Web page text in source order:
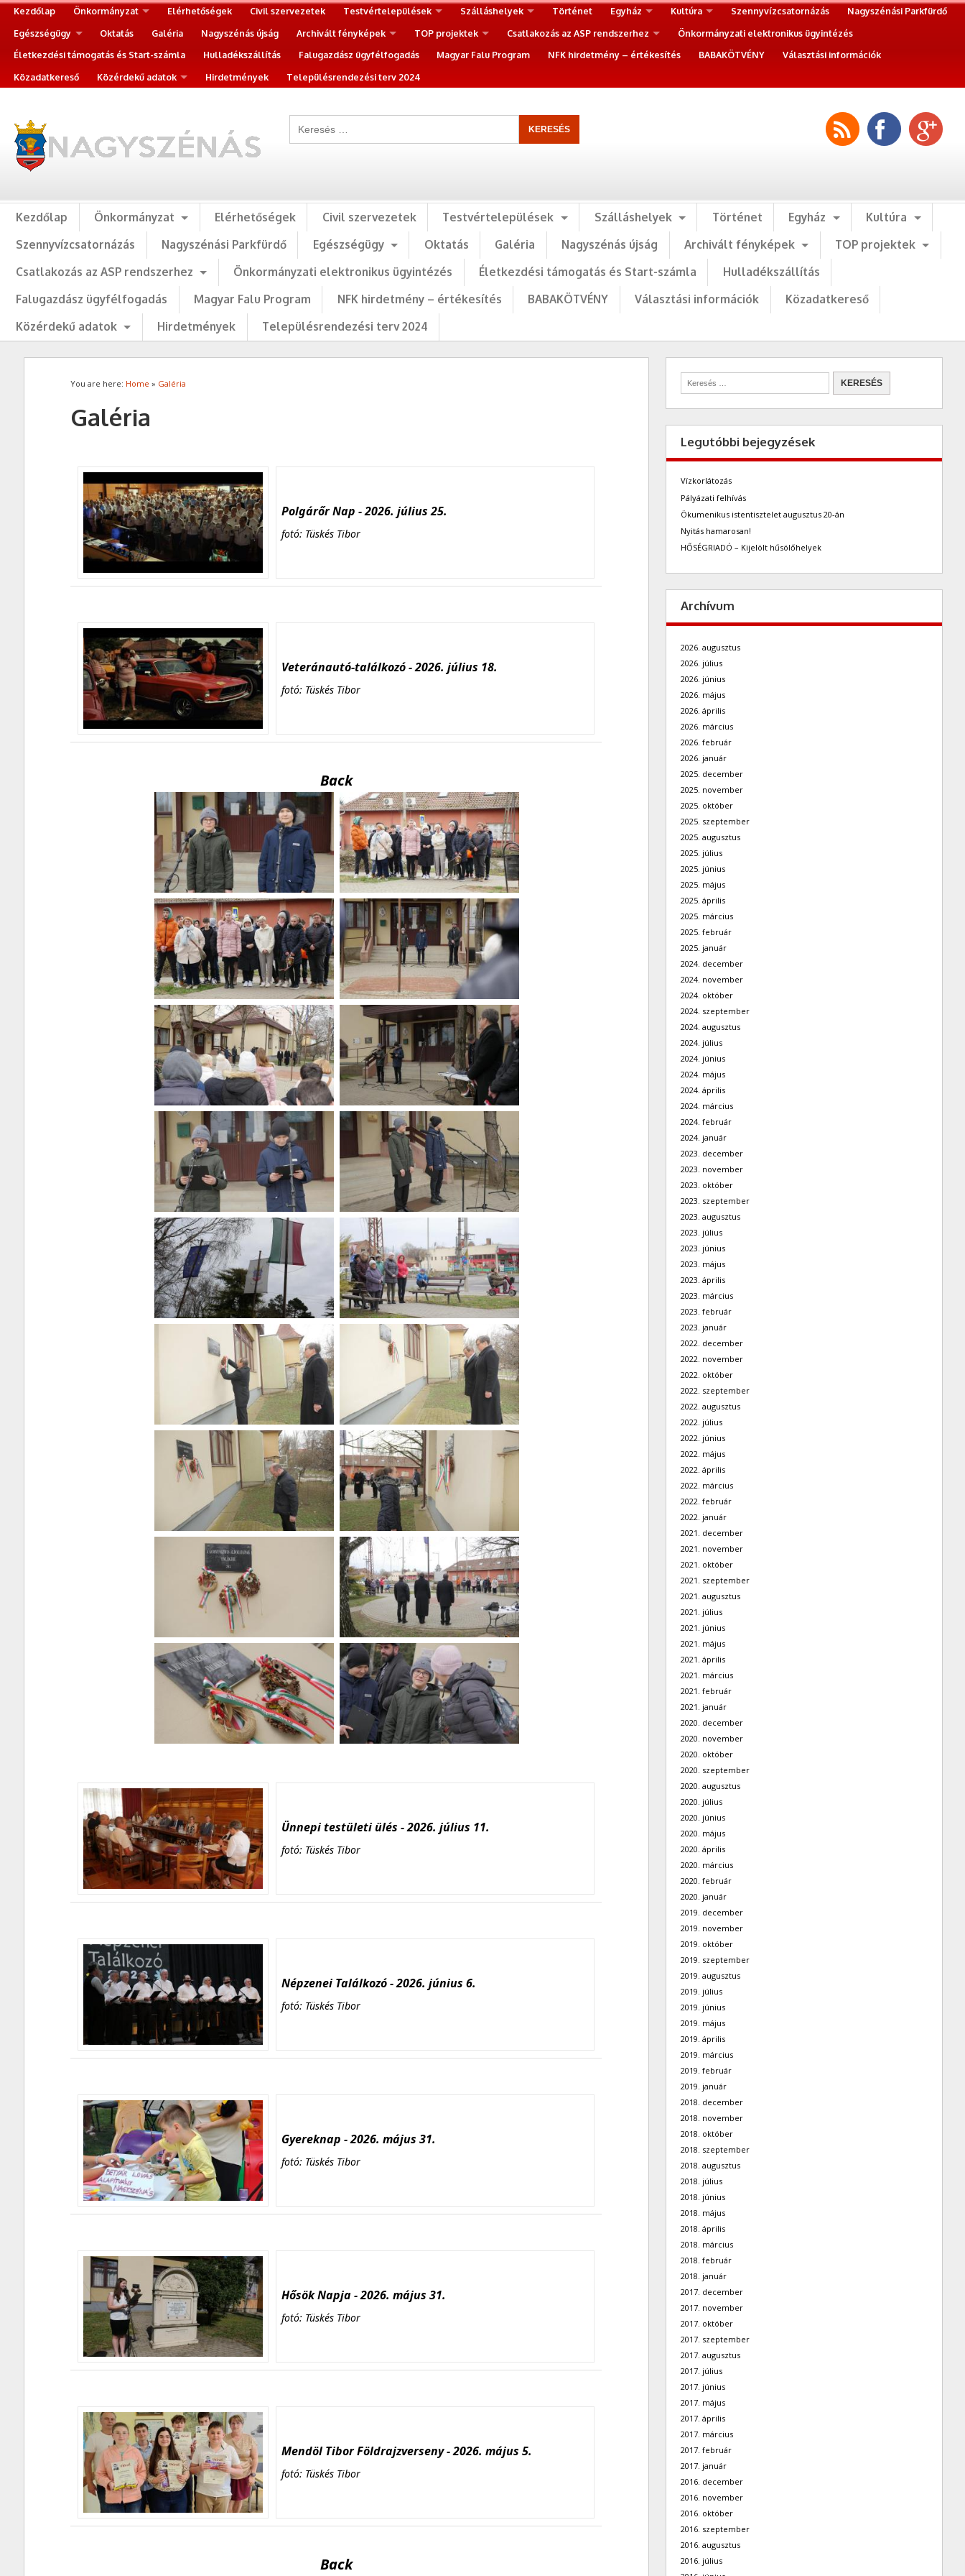
Kezdőlap Önkormányzat Elérhetőségek Civil szervezetek Testvértelepülések Szálláshelyek Történet Egyház Kultúra Szennyvízcsatornázás
Nagyszénási Parkfürdő
Egészségügy
Oktatás Galéria Nagyszénás újság Archivált fényképek TOP projektek Csatlakozás az ASP rendszerhez
Önkormányzati elektronikus ügyintézés
Életkezdési támogatás és Start-számla
Hulladékszállítás Falugazdász ügyfélfogadás Magyar Falu Program NFK hirdetmény – értékesítés BABAKÖTVÉNY
Választási információk
Közadatkereső
Közérdekű adatok Hirdetmények Településrendezési terv 2024
Kezdőlap Önkormányzat Elérhetőségek Civil szervezetek Testvértelepülések Szálláshelyek Történet Egyház
Kultúra
Szennyvízcsatornázás
Nagyszénási Parkfürdő Egészségügy Oktatás Galéria Nagyszénás újság Archivált fényképek
TOP projektek
Csatlakozás az ASP rendszerhez
Önkormányzati elektronikus ügyintézés Életkezdési támogatás és Start-számla
Hulladékszállítás
Falugazdász ügyfélfogadás
Magyar Falu Program NFK hirdetmény – értékesítés BABAKÖTVÉNY Választási információk
Közadatkereső
Közérdekű adatok
Hirdetmények Településrendezési terv 2024
You are here: Home » Galéria
Galéria
Polgárőr Nap - 2026. július 25.
fotó: Tüskés Tibor
Veteránautó-találkozó - 2026. július 18.
fotó: Tüskés Tibor
Back
Ünnepi testületi ülés - 2026. július 11.
fotó: Tüskés Tibor
Népzenei Találkozó - 2026. június 6.
fotó: Tüskés Tibor
Gyereknap - 2026. május 31.
fotó: Tüskés Tibor
Hősök Napja - 2026. május 31.
fotó: Tüskés Tibor
Mendöl Tibor Földrajzverseny - 2026. május 5.
fotó: Tüskés Tibor
Back
Legutóbbi bejegyzések
Vízkorlátozás
Pályázati felhívás
Ökumenikus istentisztelet augusztus 20-án
Nyitás hamarosan!
HŐSÉGRIADÓ – Kijelölt hűsölőhelyek
Archívum
2026. augusztus
2026. július
2026. június
2026. május
2026. április
2026. március
2026. február
2026. január
2025. december
2025. november
2025. október
2025. szeptember
2025. augusztus
2025. július
2025. június
2025. május
2025. április
2025. március
2025. február
2025. január
2024. december
2024. november
2024. október
2024. szeptember
2024. augusztus
2024. július
2024. június
2024. május
2024. április
2024. március
2024. február
2024. január
2023. december
2023. november
2023. október
2023. szeptember
2023. augusztus
2023. július
2023. június
2023. május
2023. április
2023. március
2023. február
2023. január
2022. december
2022. november
2022. október
2022. szeptember
2022. augusztus
2022. július
2022. június
2022. május
2022. április
2022. március
2022. február
2022. január
2021. december
2021. november
2021. október
2021. szeptember
2021. augusztus
2021. július
2021. június
2021. május
2021. április
2021. március
2021. február
2021. január
2020. december
2020. november
2020. október
2020. szeptember
2020. augusztus
2020. július
2020. június
2020. május
2020. április
2020. március
2020. február
2020. január
2019. december
2019. november
2019. október
2019. szeptember
2019. augusztus
2019. július
2019. június
2019. május
2019. április
2019. március
2019. február
2019. január
2018. december
2018. november
2018. október
2018. szeptember
2018. augusztus
2018. július
2018. június
2018. május
2018. április
2018. március
2018. február
2018. január
2017. december
2017. november
2017. október
2017. szeptember
2017. augusztus
2017. július
2017. június
2017. május
2017. április
2017. március
2017. február
2017. január
2016. december
2016. november
2016. október
2016. szeptember
2016. augusztus
2016. július